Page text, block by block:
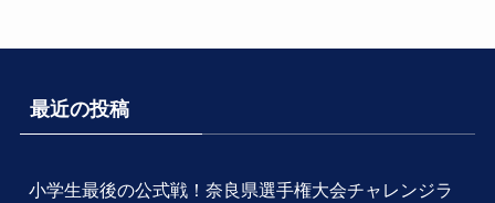
最近の投稿
小学生最後の公式戦！奈良県選手権大会チャレンジラ